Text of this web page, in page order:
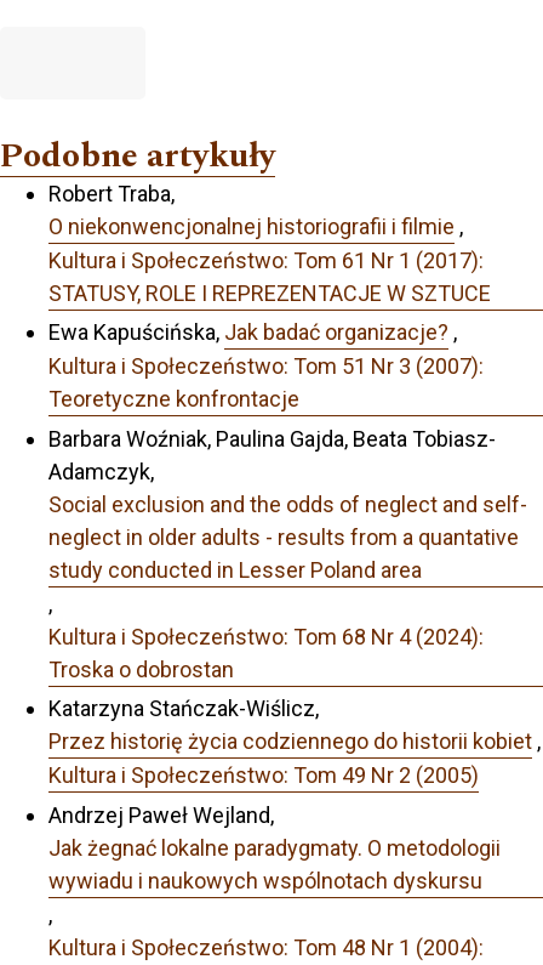
Podobne artykuły
Robert Traba,
O niekonwencjonalnej historiografii i filmie ,
Kultura i Społeczeństwo: Tom 61 Nr 1 (2017):
STATUSY, ROLE I REPREZENTACJE W SZTUCE
Ewa Kapuścińska, Jak badać organizacje? ,
Kultura i Społeczeństwo: Tom 51 Nr 3 (2007):
Teoretyczne konfrontacje
Barbara Woźniak, Paulina Gajda, Beata Tobiasz-
Adamczyk,
Social exclusion and the odds of neglect and self-
neglect in older adults - results from a quantative
study conducted in Lesser Poland area
,
Kultura i Społeczeństwo: Tom 68 Nr 4 (2024):
Troska o dobrostan
Katarzyna Stańczak-Wiślicz,
Przez historię życia codziennego do historii kobiet ,
Kultura i Społeczeństwo: Tom 49 Nr 2 (2005)
Andrzej Paweł Wejland,
Jak żegnać lokalne paradygmaty. O metodologii
wywiadu i naukowych wspólnotach dyskursu
,
Kultura i Społeczeństwo: Tom 48 Nr 1 (2004):